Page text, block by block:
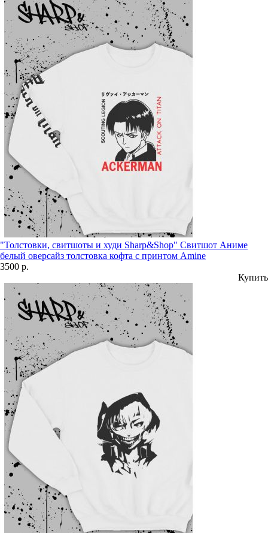
"Толстовки, свитшоты и худи Sharp&Shop" Свитшот Аниме
белый оверсайз толстовка кофта с принтом Amine
3500 р.
Купить